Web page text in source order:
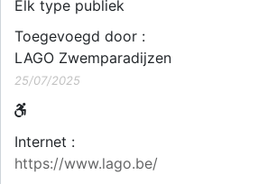
Elk type publiek
Toegevoegd door :
LAGO Zwemparadijzen
25/07/2025
Internet :
https://www.lago.be/